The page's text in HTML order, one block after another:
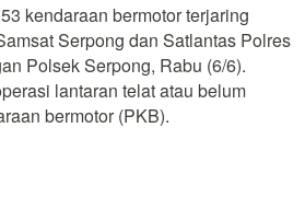
kendaraan bermotor terjaring
Serpong dan Satlantas Polres
Polsek Serpong, Rabu (6/6).
lantaran telat atau belum
bermotor (PKB).